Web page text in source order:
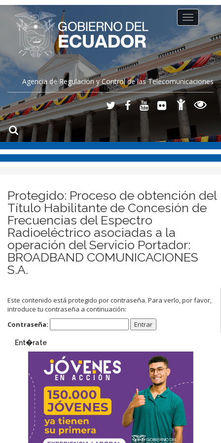
Agencia de Regulación y Control de las Telecomunicaciones
Toggle
navigation
Protegido: Proceso de obtención del
Título Habilitante de Concesión de
Frecuencias del Espectro
Radioeléctrico asociadas a la
operación del Servicio Portador:
BROADBAND COMUNICACIONES
S.A.
Este contenido está protegido por contraseña. Para verlo, por favor,
introduce tu contraseña a continuación:
Contraseña:
Ent�rate